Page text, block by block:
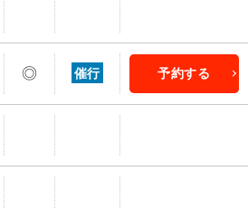
◎ 催行 予約する